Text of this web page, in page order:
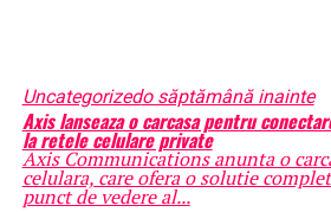
Uncategorizedo săptămână inainte
Axis lanseaza o carcasa pentru
la retele celulare private
Axis Communications anunta o
celulara, care ofera o solutie
punct de vedere al...